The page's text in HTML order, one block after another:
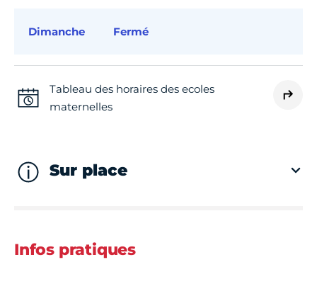
Dimanche Fermé
Tableau des horaires des ecoles
maternelles
Sur place
Infos pratiques